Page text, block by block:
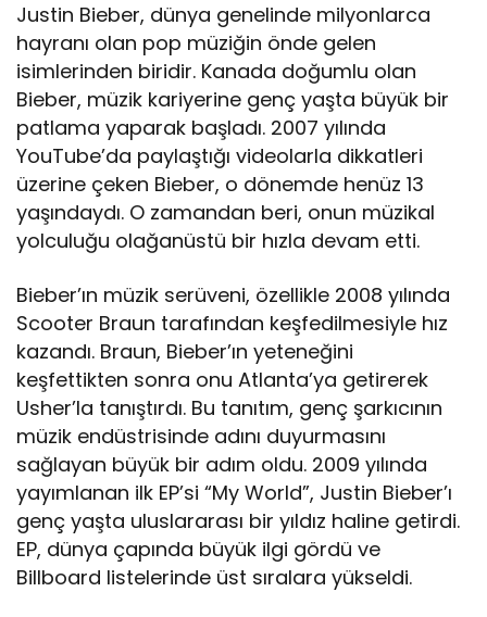
Justin Bieber, dünya genelinde milyonlarca
hayranı olan pop müziğin önde gelen
isimlerinden biridir. Kanada doğumlu olan
Bieber, müzik kariyerine genç yaşta büyük bir
patlama yaparak başladı. 2007 yılında
YouTube’da paylaştığı videolarla dikkatleri
üzerine çeken Bieber, o dönemde henüz 13
yaşındaydı. O zamandan beri, onun müzikal
yolculuğu olağanüstü bir hızla devam etti.
Bieber’ın müzik serüveni, özellikle 2008 yılında
Scooter Braun tarafından keşfedilmesiyle hız
kazandı. Braun, Bieber’ın yeteneğini
keşfettikten sonra onu Atlanta’ya getirerek
Usher’la tanıştırdı. Bu tanıtım, genç şarkıcının
müzik endüstrisinde adını duyurmasını
sağlayan büyük bir adım oldu. 2009 yılında
yayımlanan ilk EP’si “My World”, Justin Bieber’ı
genç yaşta uluslararası bir yıldız haline getirdi.
EP, dünya çapında büyük ilgi gördü ve
Billboard listelerinde üst sıralara yükseldi.